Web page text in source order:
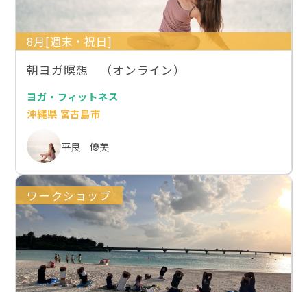
8月[週末・祝日]
朝ヨガ瞑想 （オンライン）
ヨガ・フィットネス
沖縄県 宮古島市
平良 優美
ワークショップ